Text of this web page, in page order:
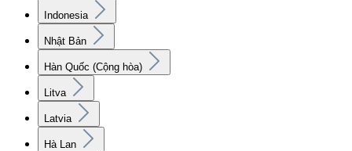
Indonesia
Nhật Bản
Hàn Quốc (Cộng hòa)
Litva
Latvia
Hà Lan